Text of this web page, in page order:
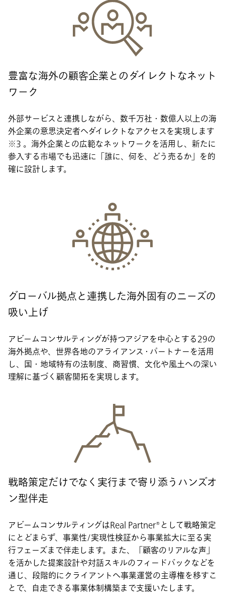
豊富な海外の顧客企業とのダイレクトなネット
ワーク
外部サービスと連携しながら、数千万社・数億人以上の海
外企業の意思決定者へダイレクトなアクセスを実現します
※3 。海外企業との広範なネットワークを活用し、新たに
参入する市場でも迅速に「誰に、何を、どう売るか」を的
確に設計します。
グローバル拠点と連携した海外固有のニーズの
吸い上げ
アビームコンサルティングが持つアジアを中心とする29の
海外拠点や、世界各地のアライアンス・パートナーを活用
し、国・地域特有の法制度、商習慣、文化や風土への深い
理解に基づく顧客開拓を実現します。
戦略策定だけでなく実行まで寄り添うハンズオ
ン型伴走
アビームコンサルティングはReal Partner®として戦略策定
にとどまらず、事業性/実現性検証から事業拡大に至る実
行フェーズまで伴走します。また、「顧客のリアルな声」
を活かした提案設計や対話スキルのフィードバックなどを
通じ、段階的にクライアントへ事業運営の主導権を移すこ
とで、自走できる事業体制構築まで支援いたします。